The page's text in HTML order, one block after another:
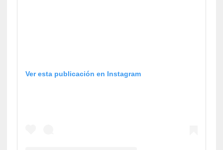
Ver esta publicación en Instagram